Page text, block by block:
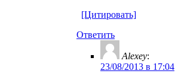
[Цитировать]
Ответить
Alexey:
23/08/2013 в 17:04